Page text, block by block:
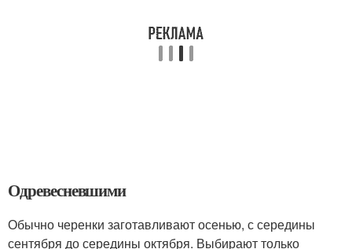
Одревесневшими
Обычно черенки заготавливают осенью, с середины
сентября до середины октября. Выбирают только